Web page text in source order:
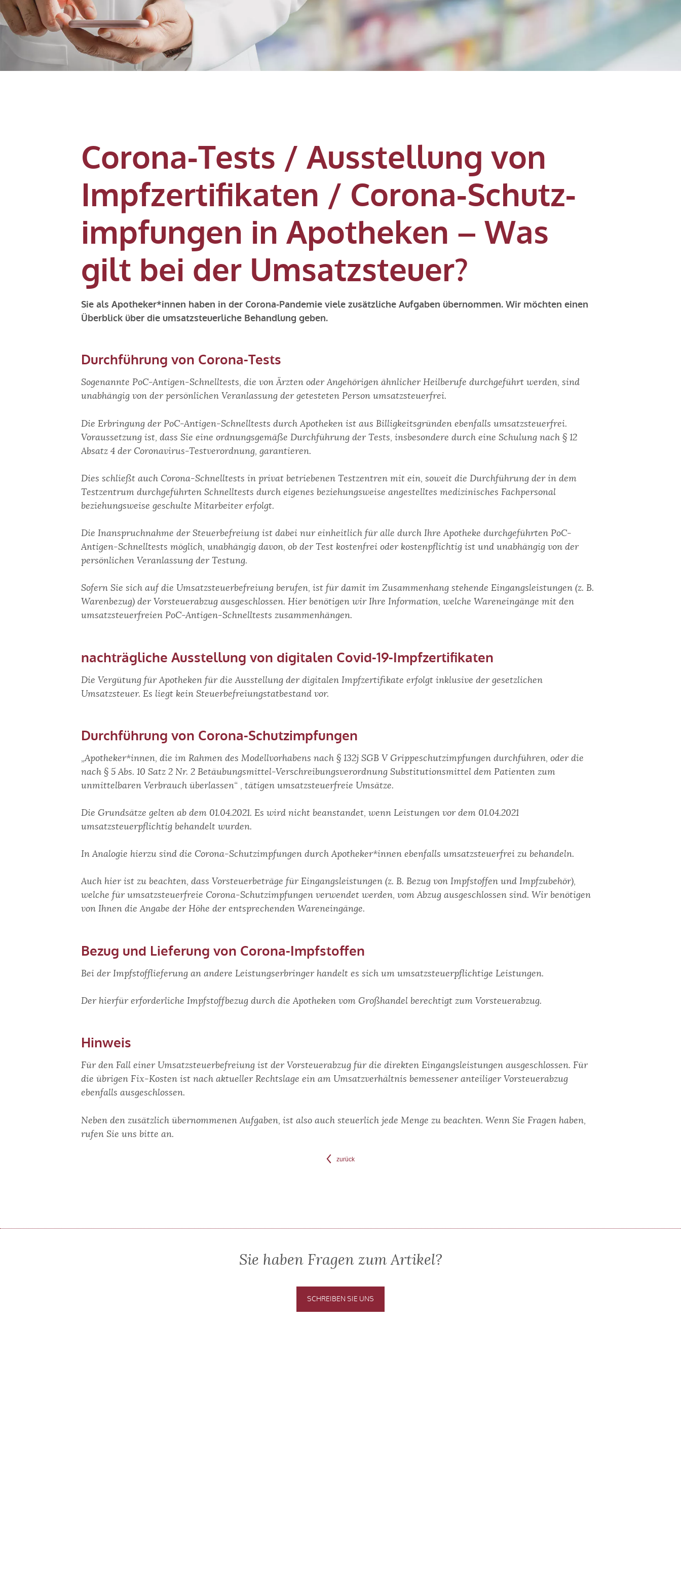
Corona-Tests / Ausstellung von
Impfzertifikaten / Corona-Schutz-
impfungen in Apotheken – Was
gilt bei der Umsatzsteuer?
Sie als Apotheker*innen haben in der Corona-Pandemie viele zusätzliche Aufgaben übernommen. Wir möchten einen
Überblick über die umsatzsteuerliche Behandlung geben.
Durchführung von Corona-Tests
Sogenannte PoC-Antigen-Schnelltests, die von Ärzten oder Angehörigen ähnlicher Heilberufe durchgeführt werden, sind
unabhängig von der persönlichen Veranlassung der getesteten Person umsatzsteuerfrei.
Die Erbringung der PoC-Antigen-Schnelltests durch Apotheken ist aus Billigkeitsgründen ebenfalls umsatzsteuerfrei.
Voraussetzung ist, dass Sie eine ordnungsgemäße Durchführung der Tests, insbesondere durch eine Schulung nach § 12
Absatz 4 der Coronavirus-Testverordnung, garantieren.
Dies schließt auch Corona-Schnelltests in privat betriebenen Testzentren mit ein, soweit die Durchführung der in dem
Testzentrum durchgeführten Schnelltests durch eigenes beziehungsweise angestelltes medizinisches Fachpersonal
beziehungsweise geschulte Mitarbeiter erfolgt.
Die Inanspruchnahme der Steuerbefreiung ist dabei nur einheitlich für alle durch Ihre Apotheke durchgeführten PoC-
Antigen-Schnelltests möglich, unabhängig davon, ob der Test kostenfrei oder kostenpflichtig ist und unabhängig von der
persönlichen Veranlassung der Testung.
Sofern Sie sich auf die Umsatzsteuerbefreiung berufen, ist für damit im Zusammenhang stehende Eingangsleistungen (z. B.
Warenbezug) der Vorsteuerabzug ausgeschlossen. Hier benötigen wir Ihre Information, welche Wareneingänge mit den
umsatzsteuerfreien PoC-Antigen-Schnelltests zusammenhängen.
nachträgliche Ausstellung von digitalen Covid-19-Impfzertifikaten
Die Vergütung für Apotheken für die Ausstellung der digitalen Impfzertifikate erfolgt inklusive der gesetzlichen
Umsatzsteuer. Es liegt kein Steuerbefreiungstatbestand vor.
Durchführung von Corona-Schutzimpfungen
„Apotheker*innen, die im Rahmen des Modellvorhabens nach § 132j SGB V Grippeschutzimpfungen durchführen, oder die
nach § 5 Abs. 10 Satz 2 Nr. 2 Betäubungsmittel-Verschreibungsverordnung Substitutionsmittel dem Patienten zum
unmittelbaren Verbrauch überlassen“ , tätigen umsatzsteuerfreie Umsätze.
Die Grundsätze gelten ab dem 01.04.2021. Es wird nicht beanstandet, wenn Leistungen vor dem 01.04.2021
umsatzsteuerpflichtig behandelt wurden.
In Analogie hierzu sind die Corona-Schutzimpfungen durch Apotheker*innen ebenfalls umsatz­steuerfrei zu behandeln.
Auch hier ist zu beachten, dass Vorsteuerbeträge für Eingangsleistungen (z. B. Bezug von Impfstoffen und Impfzubehör),
welche für umsatzsteuerfreie Corona-Schutzimpfungen verwendet werden, vom Abzug ausgeschlossen sind. Wir benötigen
von Ihnen die Angabe der Höhe der entsprechenden Wareneingänge.
Bezug und Lieferung von Corona-Impfstoffen
Bei der Impfstofflieferung an andere Leistungserbringer handelt es sich um umsatzsteuerpflichtige Leistungen.
Der hierfür erforderliche Impfstoffbezug durch die Apotheken vom Großhandel berechtigt zum Vorsteuerabzug.
Hinweis
Für den Fall einer Umsatzsteuerbefreiung ist der Vorsteuerabzug für die direkten Eingangsleistungen ausgeschlossen. Für
die übrigen Fix-Kosten ist nach aktueller Rechtslage ein am Umsatzverhältnis bemessener anteiliger Vorsteuerabzug
ebenfalls ausgeschlossen.
Neben den zusätzlich übernommenen Aufgaben, ist also auch steuerlich jede Menge zu beachten. Wenn Sie Fragen haben,
rufen Sie uns bitte an.
zurück
Sie haben Fragen zum Artikel?
SCHREIBEN SIE UNS